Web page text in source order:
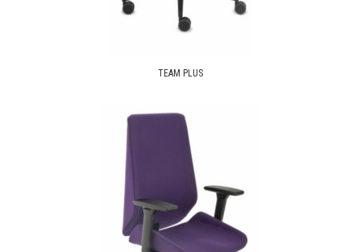
TEAM PLUS